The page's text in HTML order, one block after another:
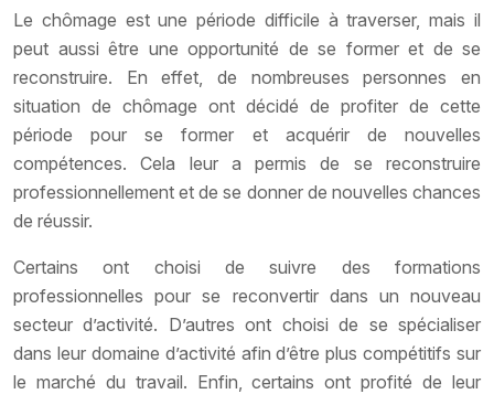
Le chômage est une période difficile à traverser, mais il
peut aussi être une opportunité de se former et de se
reconstruire. En effet, de nombreuses personnes en
situation de chômage ont décidé de profiter de cette
période pour se former et acquérir de nouvelles
compétences. Cela leur a permis de se reconstruire
professionnellement et de se donner de nouvelles chances
de réussir.
Certains ont choisi de suivre des formations
professionnelles pour se reconvertir dans un nouveau
secteur d’activité. D’autres ont choisi de se spécialiser
dans leur domaine d’activité afin d’être plus compétitifs sur
le marché du travail. Enfin, certains ont profité de leur